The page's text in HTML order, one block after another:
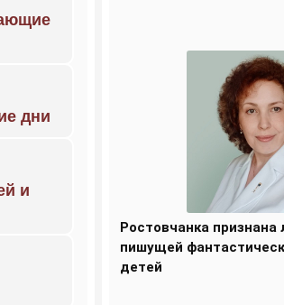
дни
и
Ростовчанка признана
пишущей
детей